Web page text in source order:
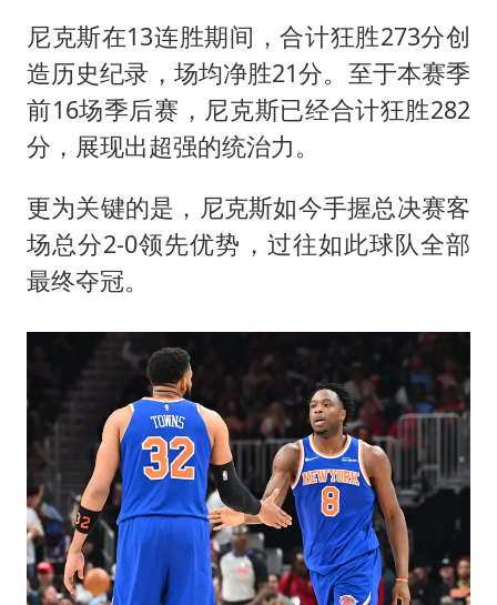
尼克斯在13连胜期间，合计狂胜273分创
造历史纪录，场均净胜21分。至于本赛季
前16场季后赛，尼克斯已经合计狂胜282
分，展现出超强的统治力。
更为关键的是，尼克斯如今手握总决赛客
场总分2-0领先优势，过往如此球队全部
最终夺冠。